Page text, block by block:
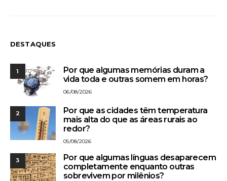
DESTAQUES
1
Por que algumas memórias duram a
vida toda e outras somem em horas?
06/08/2026
2
Por que as cidades têm temperatura
mais alta do que as áreas rurais ao
redor?
05/08/2026
3
Por que algumas línguas desaparecem
completamente enquanto outras
sobrevivem por milênios?